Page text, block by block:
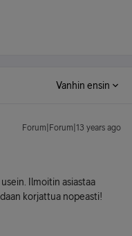
Vanhin ensin
Forum|Forum|13 years ago
Ilmoitin asiastaa
korjattua nopeasti!